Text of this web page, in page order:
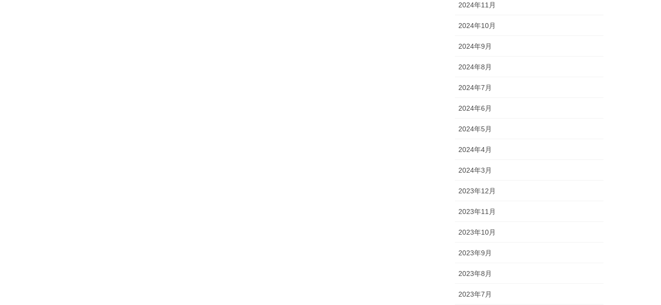
2024年11月
2024年10月
2024年9月
2024年8月
2024年7月
2024年6月
2024年5月
2024年4月
2024年3月
2023年12月
2023年11月
2023年10月
2023年9月
2023年8月
2023年7月